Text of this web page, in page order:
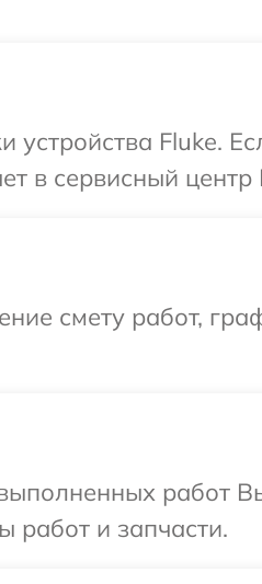
Fluke.
в сервисный центр
смету работ,
работ
работ и запчасти.